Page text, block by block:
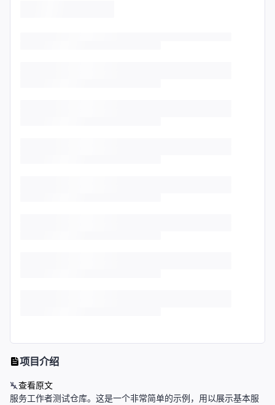
项目介绍
查看原文
服务工作者测试仓库。这是一个非常简单的示例，用以展示基本服